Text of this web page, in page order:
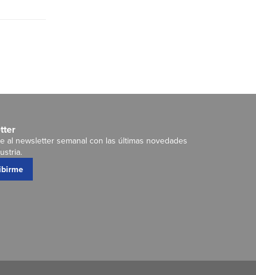
al newsletter semanal con las últimas novedades